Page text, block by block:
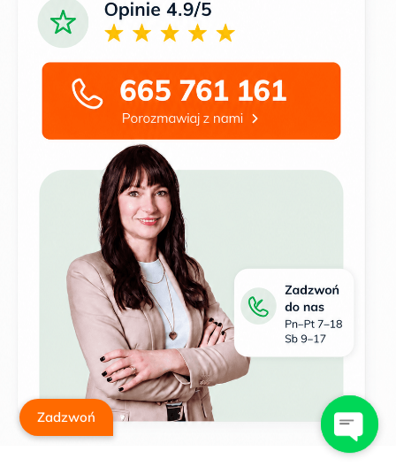
Zadzwoń